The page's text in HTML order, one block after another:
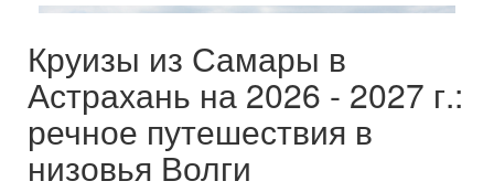
Круизы из Самары в
Астрахань на 2026 - 2027 г.:
речное путешествия в
низовья Волги